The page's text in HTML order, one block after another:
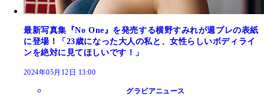
最新写真集『No One』を発売する横野すみれが週プレの表紙
に登場！「23歳になった大人の私と、女性らしいボディライ
ンを絶対に見てほしいです！」
2024年05月12日 13:00
グラビアニュース